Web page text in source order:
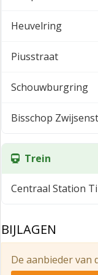
In de directe
In overleg.
Heuvelring
Piusstraat
Schouwburgring
Bisschop
Trein
Centraal Station
BIJLAGEN
De aanbieder van